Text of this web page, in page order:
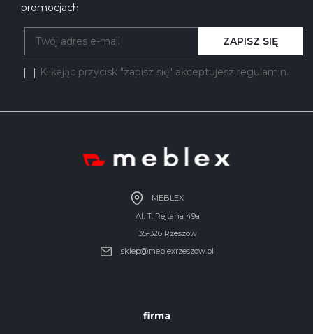
promocjach
Klikając przycisk "zapisz się" akceptujesz regulamin.
ZAPISZ SIĘ
MEBLEX
Al. T. Rejtana 49a
35-326 Rzeszów
sklep@meblexrzeszow.pl
firma